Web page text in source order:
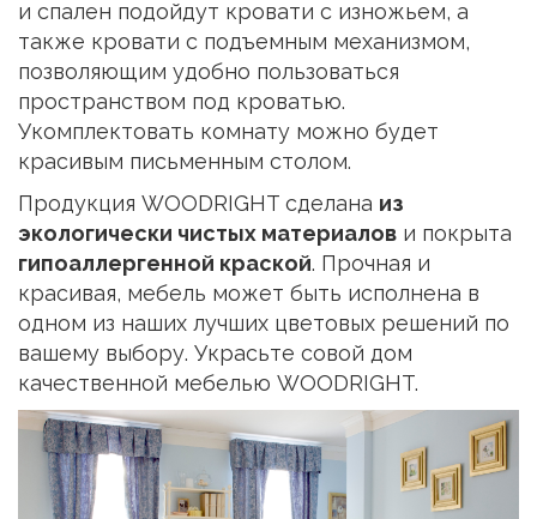
и спален подойдут кровати с изножьем, а
также кровати с подъемным механизмом,
позволяющим удобно пользоваться
пространством под кроватью.
Укомплектовать комнату можно будет
красивым письменным столом.
Продукция WOODRIGHT сделана из
экологически чистых материалов и покрыта
гипоаллергенной краской. Прочная и
красивая, мебель может быть исполнена в
одном из наших лучших цветовых решений по
вашему выбору. Украсьте совой дом
качественной мебелью WOODRIGHT.